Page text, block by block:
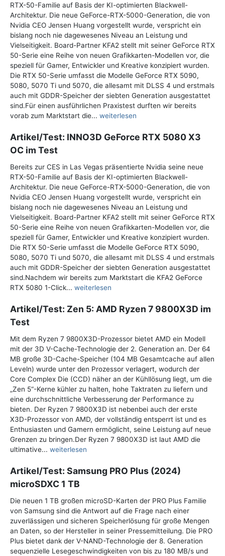
RTX-50-Familie auf Basis der KI-optimierten Blackwell-
Architektur. Die neue GeForce-RTX-5000-Generation, die von
Nvidia CEO Jensen Huang vorgestellt wurde, verspricht ein
bislang noch nie dagewesenes Niveau an Leistung und
Vielseitigkeit. Board-Partner KFA2 stellt mit seiner GeForce RTX
50-Serie eine Reihe von neuen Grafikkarten-Modellen vor, die
speziell für Gamer, Entwickler und Kreative konzipiert wurden.
Die RTX 50-Serie umfasst die Modelle GeForce RTX 5090,
5080, 5070 Ti und 5070, die allesamt mit DLSS 4 und erstmals
auch mit GDDR-Speicher der siebten Generation ausgestattet
sind.Für einen ausführlichen Praxistest durften wir bereits
vorab zum Marktstart die... weiterlesen
Artikel/Test: INNO3D GeForce RTX 5080 X3
OC im Test
Bereits zur CES in Las Vegas präsentierte Nvidia seine neue
RTX-50-Familie auf Basis der KI-optimierten Blackwell-
Architektur. Die neue GeForce-RTX-5000-Generation, die von
Nvidia CEO Jensen Huang vorgestellt wurde, verspricht ein
bislang noch nie dagewesenes Niveau an Leistung und
Vielseitigkeit. Board-Partner KFA2 stellt mit seiner GeForce RTX
50-Serie eine Reihe von neuen Grafikkarten-Modellen vor, die
speziell für Gamer, Entwickler und Kreative konzipiert wurden.
Die RTX 50-Serie umfasst die Modelle GeForce RTX 5090,
5080, 5070 Ti und 5070, die allesamt mit DLSS 4 und erstmals
auch mit GDDR-Speicher der siebten Generation ausgestattet
sind.Nachdem wir bereits zum Marktstart die KFA2 GeForce
RTX 5080 1-Click... weiterlesen
Artikel/Test: Zen 5: AMD Ryzen 7 9800X3D im
Test
Mit dem Ryzen 7 9800X3D-Prozessor bietet AMD ein Modell
mit der 3D V-Cache-Technologie der 2. Generation an. Der 64
MB große 3D-Cache-Speicher (104 MB Gesamtcache auf allen
Leveln) wurde unter den Prozessor verlagert, wodurch der
Core Complex Die (CCD) näher an der Kühllösung liegt, um die
„Zen 5“-Kerne kühler zu halten, hohe Taktraten zu liefern und
eine durchschnittliche Verbesserung der Performance zu
bieten. Der Ryzen 7 9800X3D ist nebenbei auch der erste
X3D-Prozessor von AMD, der vollständig entsperrt ist und es
Enthusiasten und Gamern ermöglicht, seine Leistung auf neue
Grenzen zu bringen.Der Ryzen 7 9800X3D ist laut AMD die
ultimative... weiterlesen
Artikel/Test: Samsung PRO Plus (2024)
microSDXC 1 TB
Die neuen 1 TB großen microSD-Karten der PRO Plus Familie
von Samsung sind die Antwort auf die Frage nach einer
zuverlässigen und sicheren Speicherlösung für große Mengen
an Daten, so der Hersteller in seiner Pressemitteilung. Die PRO
Plus bietet dank der V-NAND-Technologie der 8. Generation
sequenzielle Lesegeschwindigkeiten von bis zu 180 MB/s und